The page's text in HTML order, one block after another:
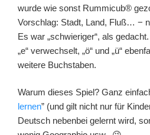
wurde wie sonst Rummicub®
Vorschlag: Stadt, Land, Fluß… −
Es war „schwieriger“, als
„e“ verwechselt, „ö“ und „ü“
weitere Buchstaben.
Warum dieses Spiel? Ganz
lernen” (und gilt nicht nur für
Deutsch nebenbei gelernt wird,